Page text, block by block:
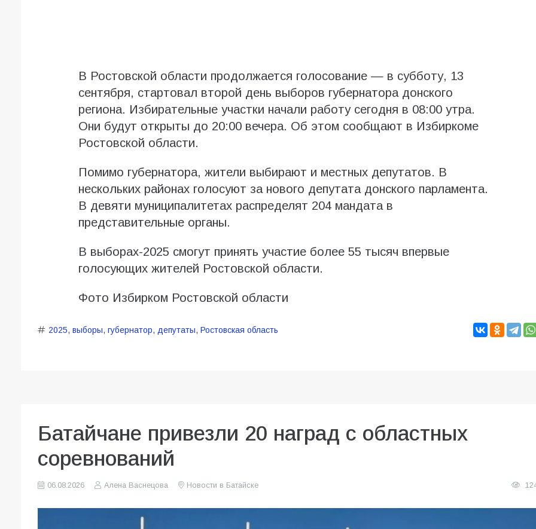
В Ростовской области продолжается голосование — в субботу, 13
сентября, стартовал второй день выборов губернатора донского
региона. Избирательные участки начали работу сегодня в 08:00 утра.
Они будут открыты до 20:00 вечера. Об этом сообщают в Избиркоме
Ростовской области.
Помимо губернатора, жители выбирают и местных депутатов. В
нескольких районах голосуют за нового депутата донского парламента.
В девяти муниципалитетах распределят 204 мандата в
представительные органы.
В выборах-2025 смогут принять участие более 55 тысяч впервые
голосующих жителей Ростовской области.
Фото Избирком Ростовской области
2025, выборы, губернатор, депутаты, Ростовская область
Батайчане привезли 20 наград с областных
соревнований
06.08.2026 Алена Васнецова Новости в Батайске